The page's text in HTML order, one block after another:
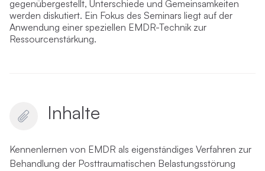
gegenübergestellt, Unterschiede und Gemeinsamkeiten
werden diskutiert. Ein Fokus des Seminars liegt auf der
Anwendung einer speziellen EMDR-Technik zur
Ressourcenstärkung.
Inhalte
Kennenlernen von EMDR als eigenständiges Verfahren zur
Behandlung der Posttraumatischen Belastungsstörung